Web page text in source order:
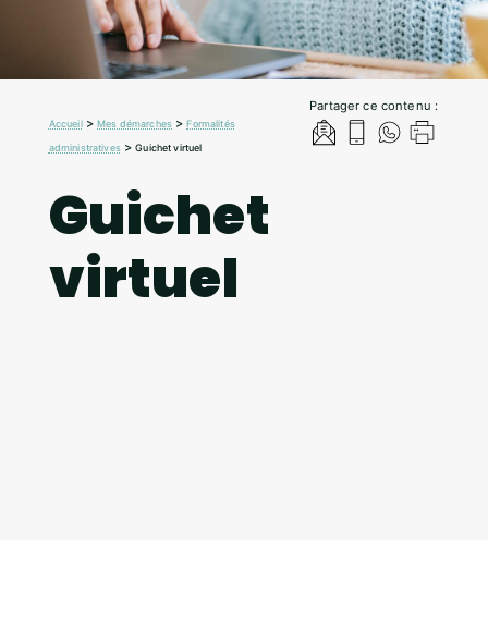
Partager ce contenu :
Accueil>Mes démarches >Formalités
administratives>Guichet virtuel
Guichet
virtuel